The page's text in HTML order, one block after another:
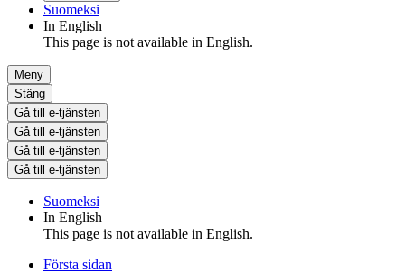
Suomeksi
In English
This page is not available in English.
Meny
Stäng
Gå till e-tjänsten
Gå till e-tjänsten
Gå till e-tjänsten
Gå till e-tjänsten
Suomeksi
In English
This page is not available in English.
Första sidan